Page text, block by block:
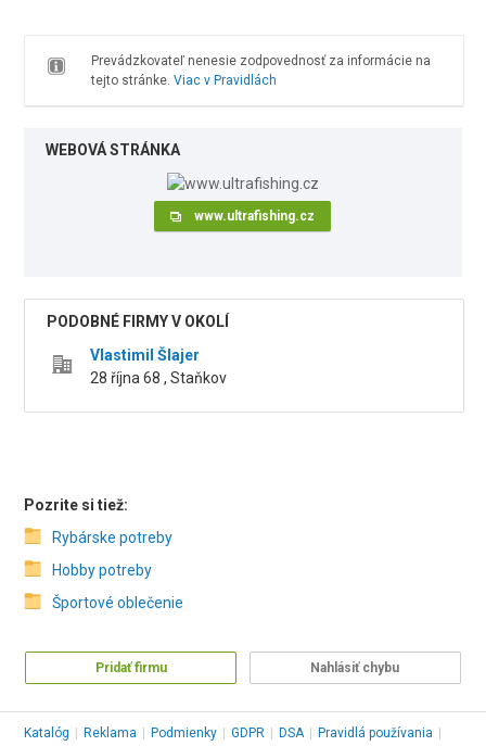
Prevádzkovateľ nenesie zodpovednosť za informácie na
tejto stránke. Viac v Pravidlách
WEBOVÁ STRÁNKA
www.ultrafishing.cz
PODOBNÉ FIRMY V OKOLÍ
Vlastimil Šlajer
28 října 68 , Staňkov
Pozrite si tiež:
Rybárske potreby
Hobby potreby
Športové oblečenie
Pridať firmu Nahlásiť chybu
Katalóg Reklama Podmienky GDPR DSA Pravidlá používania